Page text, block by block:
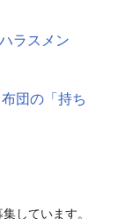
ラスメン
団の「持ち
しています。